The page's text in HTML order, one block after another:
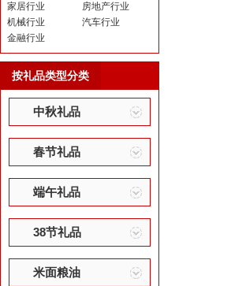
家居行业
房地产行业
机械行业
汽车行业
金融行业
按礼品类型分类
中秋礼品
春节礼品
端午礼品
38节礼品
米面粮油